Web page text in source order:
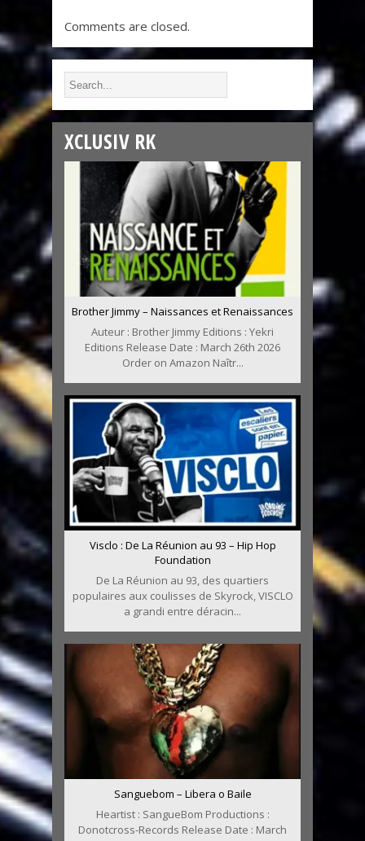
Comments are closed.
XCLUSIV RK
Brother Jimmy – Naissances et Renaissances
Auteur : Brother Jimmy Editions : Yekri
Editions Release Date : March 26th 2026
Order on Amazon Naîtr...
Visclo : De La Réunion au 93 – Hip Hop
Foundation
De La Réunion au 93, des quartiers
populaires aux coulisses de Skyrock, VISCLO
a grandi entre déracin...
Sanguebom – Libera o Baile
Heartist : SangueBom Productions :
Donotcross-Records Release Date : March